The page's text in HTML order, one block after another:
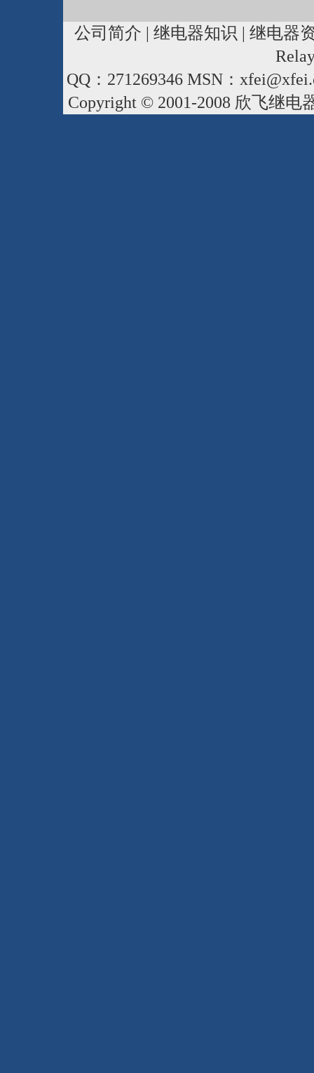
公司简介 | 继电器知识 | 继电器
QQ：271269346 MSN：
Copyright © 2001-2008 欣飞继电